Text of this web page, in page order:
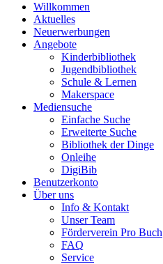
Willkommen
Aktuelles
Neuerwerbungen
Angebote
Kinderbibliothek
Jugendbibliothek
Schule & Lernen
Makerspace
Mediensuche
Einfache Suche
Erweiterte Suche
Bibliothek der Dinge
Onleihe
DigiBib
Benutzerkonto
Über uns
Info & Kontakt
Unser Team
Förderverein Pro Buch
FAQ
Service